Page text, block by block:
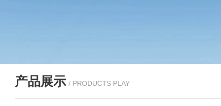
产品展示 / PRODUCTS PLAY